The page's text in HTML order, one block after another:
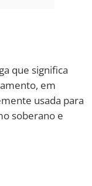
que significa
em
usada para
soberano e